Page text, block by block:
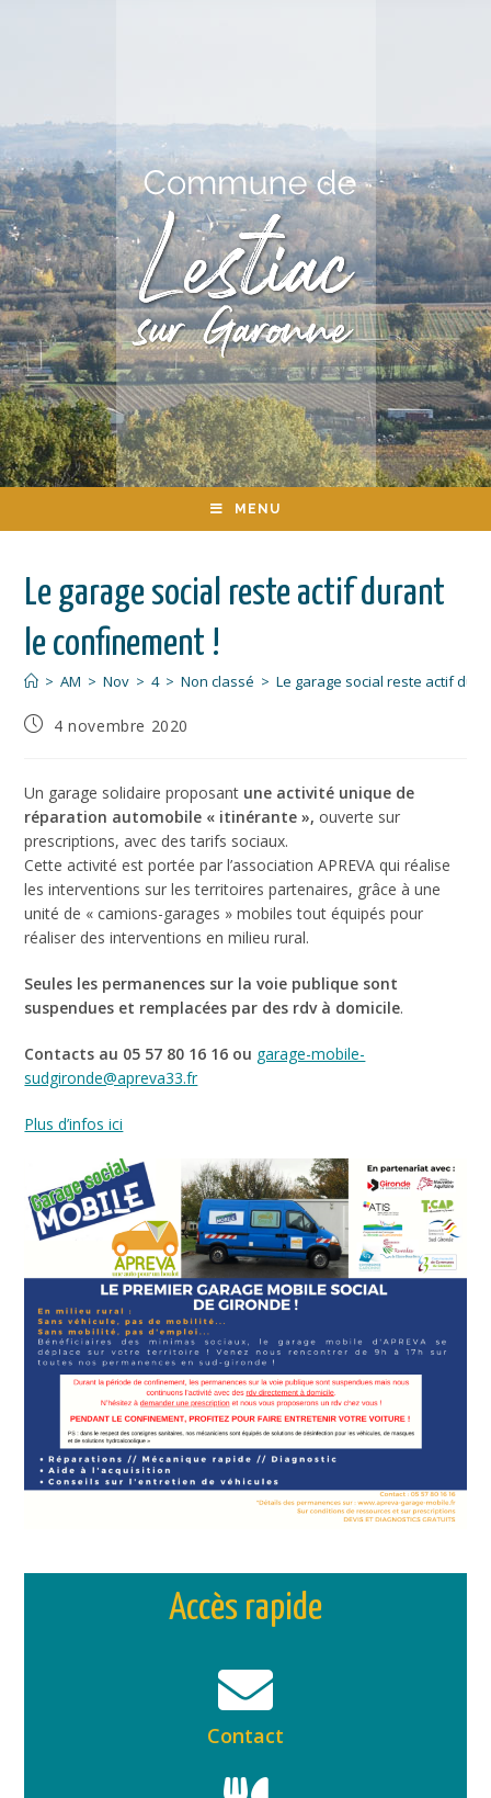
MENU
Le garage social reste actif durant
le confinement !
> AM > Nov > 4 > Non classé > Le garage social reste actif
4 novembre 2020
Un garage solidaire proposant une activité unique de
réparation automobile « itinérante », ouverte sur
prescriptions, avec des tarifs sociaux.
Cette activité est portée par l’association APREVA qui réalise
les interventions sur les territoires partenaires, grâce à une
unité de « camions-garages » mobiles tout équipés pour
réaliser des interventions en milieu rural.
Seules les permanences sur la voie publique sont
suspendues et remplacées par des rdv à domicile.
Contacts au 05 57 80 16 16 ou garage-mobile-
sudgironde@apreva33.fr
Plus d’infos ici
Accès rapide
Contact